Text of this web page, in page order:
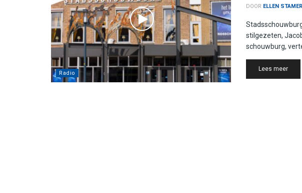
Radio
DOOR ELLEN STAMER
stilgezeten,
schouwburg,
Lees meer